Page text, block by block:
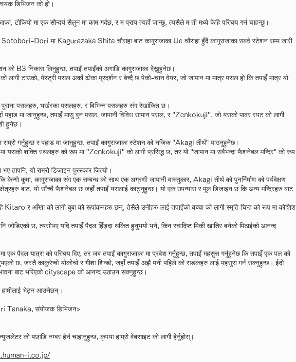
डिभिजन को हो।
टोकियो मा एक सौन्दर्य सैलुन मा काम गर्दछ, र म प्राय त्यहाँ जान्छु, त्यसैले म ती मध्ये केहि परिचय गर्न चाहन्छु।
Dori मा Kagurazaka Shita चौराहा बाट कागुराजाका Ue चौराहा हुँदै कागुराजाका सबवे स्टेशन सम्म जारी
B3 निकास लिनुहुन्छ, तपाइँ तपाइँको अगाडि कागुराजाका देख्नुहुनेछ।
लागी टाउको, पेस्ट्री पसल अर्को ढोका प्रदर्शन र बेच्दै छ पेको-चान वेयर, जो जापान मा मात्र पसल हो कि तपाइँ मात्र यो
पसलहरु, भर्खरका पसलहरु, र बिभिन्न पसलहरु संग रेखांकित छ।
पहाड मा जानुहुन्छ, तपाइँ मासु बुन पसल, जापानी विविध सामान पसल, र "Zenkokuji", जो यसको पावर स्पट को लागी
हुनेछ।
राम्रो गर्नुहुन्छ र पहाड मा जानुहुन्छ, तपाइँ कागुराजाका स्टेशन को नजिक "Akagi तीर्थ" पाउनुहुनेछ।
मा यसको शक्ति स्थलहरु को रूप मा "Zenkokuji" को लागी प्रसिद्ध छ, तर यो "जापान मा सबैभन्दा फैशनेबल मन्दिर" को रूप
तापनि, यो राम्रो डिजाइन पुरस्कार जित्यो।
कुमा, कागुराजाका संग एक सम्बन्ध को साथ एक अग्रणी जापानी वास्तुकार, Akagi तीर्थ को पुनर्निर्माण को पर्यवेक्षण
बाट, यो साँच्चै फैशनेबल छ जहाँ तपाइँ यसलाई काट्नुहुन्छ। यो एक उपन्यास र मूल डिजाइन छ कि अन्य मन्दिरहरु बाट
Kitaro र आँखा को लागी बुबा को रूपांकनहरु छन्, तेसैले उनीहरु लाई तपाइँको बच्चा को लागी स्मृति चिन्ह को रूप मा कोशिश
जोडिएको छ, त्यसोभए यदि तपाइँ पैदल हिँड्दा थकित हुनुभयो भने, किन स्वादिष्ट मिकी खातिर बनेको मिठाईको आनन्द
पैदल यात्रा को परिचय दिए, तर जब तपाइँ कागुराजाका मा प्रवेश गर्नुहुन्छ, तपाइँ महसुस गर्नुहुनेछ कि तपाइँ एक पल को
छ, जस्तै काकुरेन्बो योकोचो र गीशा शिन्डो, जहाँ तपाइँ अझै पनी पहिले को सडकहरु लाई महसुस गर्न सक्नुहुन्छ। ईदो
बाट भरिएको cityscape को आनन्द उठाउन सक्नुहुन्छ।
भेट्न आउनेछन्।
Tanaka, संयोजक डिभिजन>
को पछाडि नम्बर हेर्न चाहानुहुन्छ, कृपया हाम्रो वेबसाइट को लागी हेर्नुहोस्।
i.co.jp/